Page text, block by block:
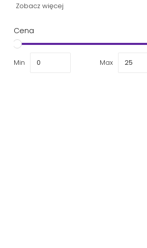
Zobacz więcej
Cena
Min Max